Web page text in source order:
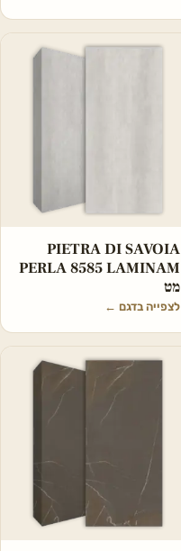
PIETRA DI SAVOIA
PERLA 8585 LAMINAM
מט
לצפייה בדגם ←